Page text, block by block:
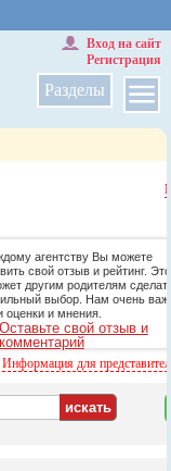
Разделы
Вход на сайт
Регистрация
агентству Вы можете
свой отзыв и рейтинг. Это
другим родителям
выбор. Нам очень
оценки и мнения.
Оставьте свой отзыв и
комментарий
Информация для